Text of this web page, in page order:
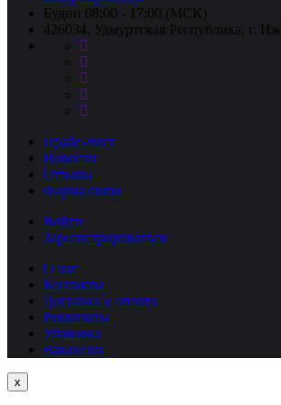
Будни 08:00 - 17:00 (МСК)
426034, Удмуртская Республика, г.
Прайс-лист
Новости
Отзывы
Форма связи
Войти
Зарегистрироваться
О нас
Контакты
Доставка и оплата
Реквизиты
Упаковка
Вакансии
x